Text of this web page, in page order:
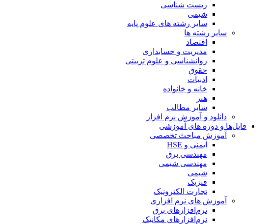
زیست شناسی
شیمی
سایر رشته های علوم پایه
سایر رشته ها
اقتصاد
مدیریت و حسابداری
روانشناسی و علوم تربیتی
حقوق
ادبیات
خانه و خانواده
هنر
سایر مطالب
دانلود و آموزش نرم افزار
فایل‌ها و دوره های آموزشی
آموزش مباحث تخصصی
ایمنی و HSE
مهندسی برق
مهندسی شیمی
شیمی
فیزیک
تجارت الکترونیک
آموزش های نرم افزاری
نرم‌افزارهای برق
نرم‌افزارهای مکانیک